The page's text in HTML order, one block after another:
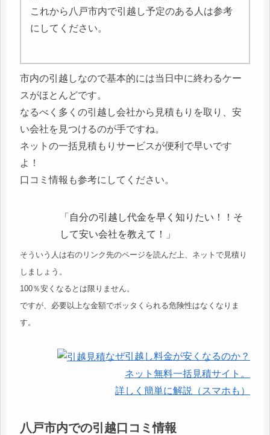
これから八戸市内で引越し予定のある人は参考
にしてください。
市内の引越しなので基本的には当日中に終わるケー
スがほとんどです。
なるべく多くの引越し会社から見積もりを取り、安
い会社を見つけるのが手ですね。
ネットの一括見積もりサービスが便利で早いです
よ！
口コミ情報も参考にしてください。
「自分の引越し代金を早く知りたい！！そ
して安い会社を教えて！」
そういう人は右のリンク先のページを読んだ上、ネットで見積り
しましょう。
100％安くなるとは限りません。
ですが、必要以上な金額でボッタくられる危険性はなくなりま
す。
なぜ引越し料金が安くなるのか？
ネット無料一括見積サイト。
詳しく簡単に解説（スマホも）
八戸市内での引越口コミ情報